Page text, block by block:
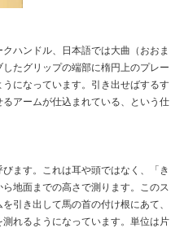
ハンドル、日本語では大曲（おおま
たグリップの端部に楕円上のプレー
になっています。引き出せばするす
アームが仕込まれている、という仕
ます。これは耳や頭ではなく、「き
地面までの高さで測ります。このス
引き出して馬の首の付け根にあて、
れるようになっています。単位は片